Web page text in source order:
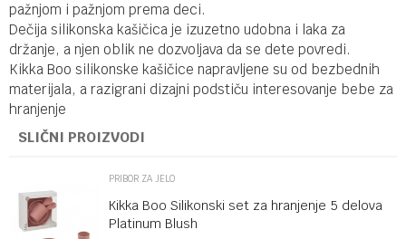
pažnjom i pažnjom prema deci.
Dečija silikonska kašičica je izuzetno udobna i laka za
držanje, a njen oblik ne dozvoljava da se dete povredi.
Kikka Boo silikonske kašičice napravljene su od bezbednih
materijala, a razigrani dizajni podstiču interesovanje bebe za
hranjenje
SLIČNI PROIZVODI
PRIBOR ZA JELO
Kikka Boo Silikonski set za hranjenje 5 delova
Platinum Blush